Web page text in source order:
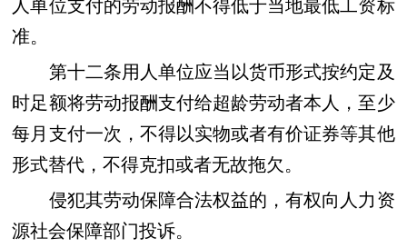
人单位支付的劳动报酬不得低于当地最低工资标
准。
第十二条用人单位应当以货币形式按约定及
时足额将劳动报酬支付给超龄劳动者本人，至少
每月支付一次，不得以实物或者有价证券等其他
形式替代，不得克扣或者无故拖欠。
侵犯其劳动保障合法权益的，有权向人力资
源社会保障部门投诉。